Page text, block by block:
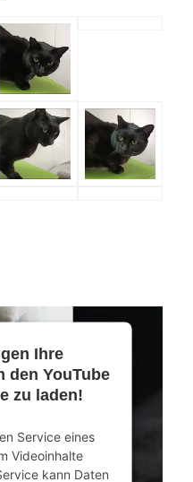
Ihre
den YouTube
zu laden!
Service eines
Videoinhalte
kann Daten